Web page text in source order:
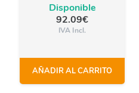
Disponible
92.09€
IVA Incl.
AÑADIR AL CARRITO